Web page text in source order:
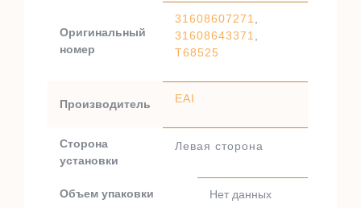
Оригинальный
номер
31608607271
31608643371
T68525
Производитель EAI
Сторона
установки
Левая сторона
Объем упаковки Нет данных